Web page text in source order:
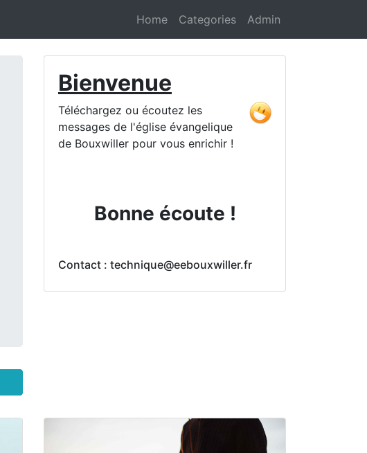
Home Categories Admin
Bienvenue
Téléchargez ou écoutez les
messages de l'église évangelique
de Bouxwiller pour vous enrichir !
Bonne écoute !
Contact : technique@eebouxwiller.fr